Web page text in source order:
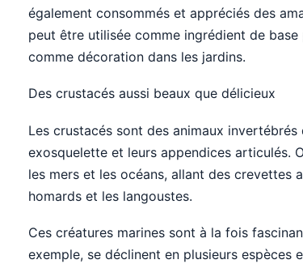
également consommés et appréciés des
peut être utilisée comme ingrédient de
comme décoration dans les jardins.
Des crustacés aussi beaux que délicieux
Les crustacés sont des animaux
exosquelette et leurs appendices articulés.
les mers et les océans, allant des crevettes
homards et les langoustes.
Ces créatures marines sont à la fois
exemple, se déclinent en plusieurs